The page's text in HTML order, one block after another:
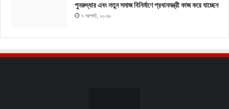
পুনরুদ্ধার এবং নতুন সমাজ বিনির্মাণে প্রধানমন্ত্রী কাজ করে যাচ্ছেন
৭ আগস্ট, ২০২৬